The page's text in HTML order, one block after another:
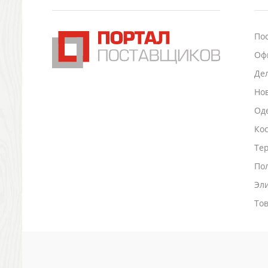
Подставки для визиток записок телефонов
Промо
Антистрессы